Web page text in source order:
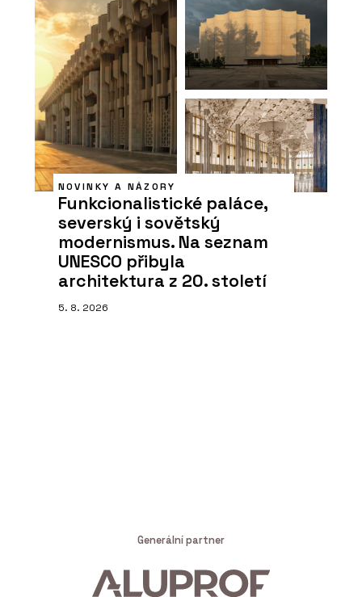
NOVINKY A NÁZORY
Funkcionalistické paláce,
severský i sovětský
modernismus. Na seznam
UNESCO přibyla
architektura z 20. století
5. 8. 2026
Generální partner